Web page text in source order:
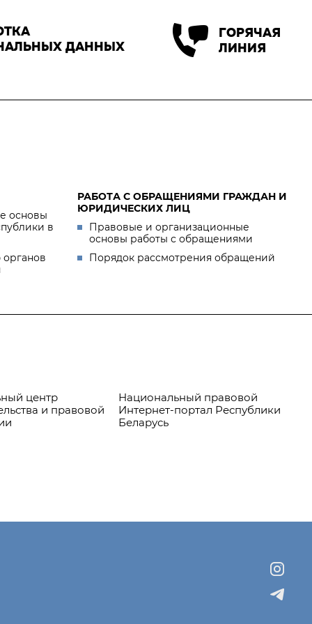
ДАННЫХ
ГОРЯЧАЯ
ЛИНИЯ
основы
в
РАБОТА С ОБРАЩЕНИЯМИ ГРАЖДАН И
ЮРИДИЧЕСКИХ ЛИЦ
Правовые и организационные
основы работы с обращениями
Порядок рассмотрения обращений
центр
и правовой
Национальный правовой
Интернет-портал Республики
Беларусь